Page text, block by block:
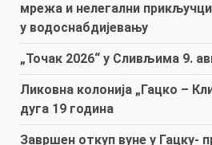
мрежа и нелегални
у водоснабдијевању
„Точак 2026“ у Сливљима 9.
Ликовна колонија „Гацко –
дуга 19 година
Завршен откуп вуне у Гацку-